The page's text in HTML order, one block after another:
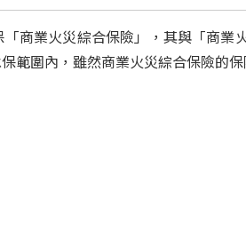
商業火災綜合保險」，其與「商
範圍內，雖然商業火災綜合保險的